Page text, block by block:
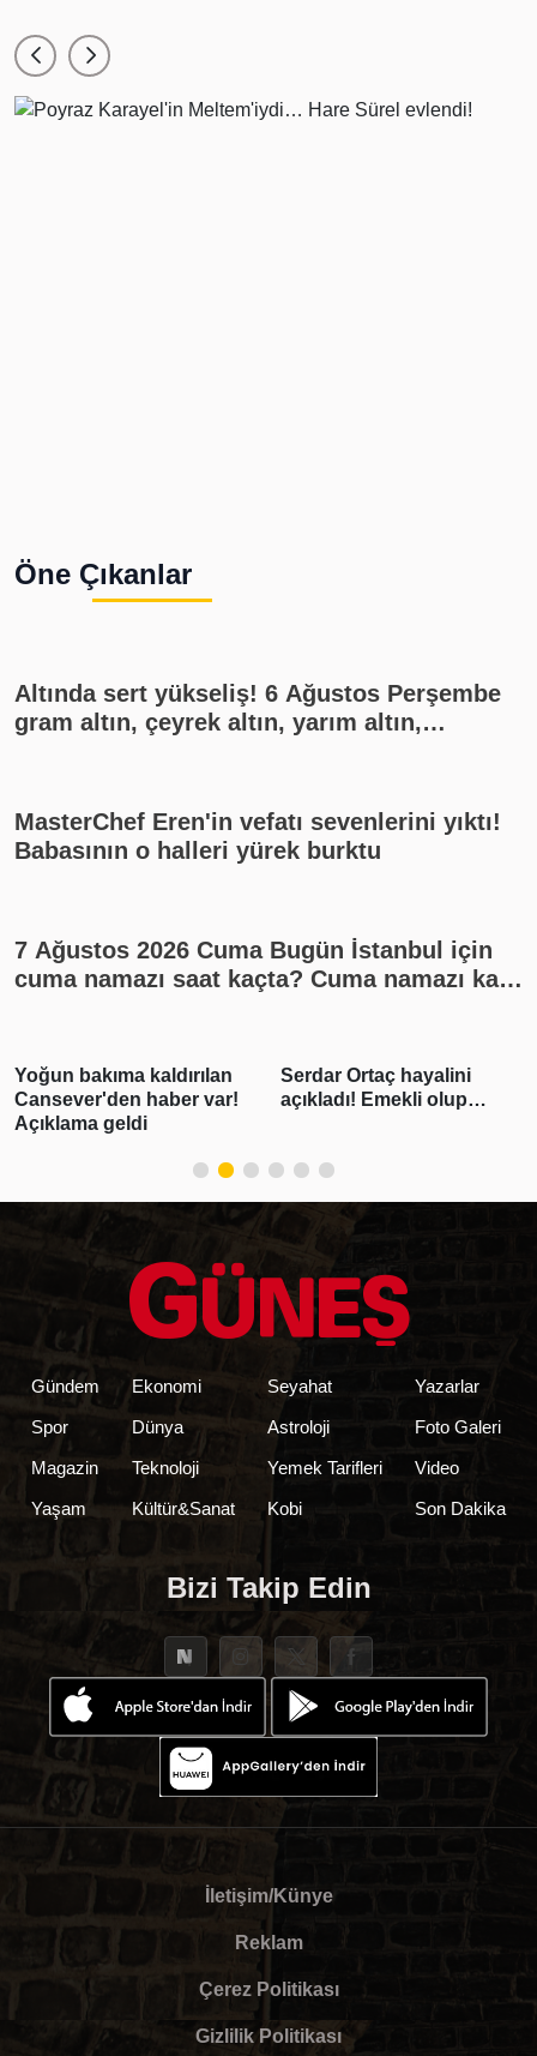
Öne Çıkanlar
Altında sert yükseliş! 6 Ağustos Perşembe
gram altın, çeyrek altın, yarım altın,
MasterChef Eren'in vefatı sevenlerini yıktı!
Babasının o halleri yürek burktu
7 Ağustos 2026 Cuma Bugün İstanbul için
cuma namazı saat kaçta? Cuma namazı kaç
Yoğun bakıma kaldırılan
Cansever'den haber var!
Açıklama geldi
Serdar Ortaç hayalini
açıkladı! Emekli olup…
Gündem
Spor
Magazin
Yaşam
Ekonomi
Dünya
Teknoloji
Kültür&Sanat
Seyahat
Astroloji
Yemek Tarifleri
Kobi
Yazarlar
Foto Galeri
Video
Son Dakika
Bizi Takip Edin
İletişim/Künye
Reklam
Çerez Politikası
Gizlilik Politikası